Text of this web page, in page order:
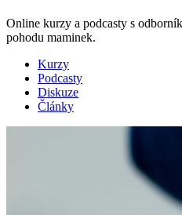
Online kurzy a podcasty s
pohodu maminek.
Kurzy
Podcasty
Diskuze
Články